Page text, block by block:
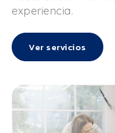
experiencia.
Ver servicios